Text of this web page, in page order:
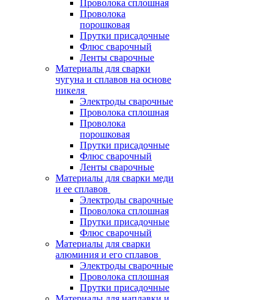
Проволока сплошная
Проволока
порошковая
Прутки присадочные
Флюс сварочный
Ленты сварочные
Материалы для сварки
чугуна и сплавов на основе
никеля
Электроды сварочные
Проволока сплошная
Проволока
порошковая
Прутки присадочные
Флюс сварочный
Ленты сварочные
Материалы для сварки меди
и ее сплавов
Электроды сварочные
Проволока сплошная
Прутки присадочные
Флюс сварочный
Материалы для сварки
алюминия и его сплавов
Электроды сварочные
Проволока сплошная
Прутки присадочные